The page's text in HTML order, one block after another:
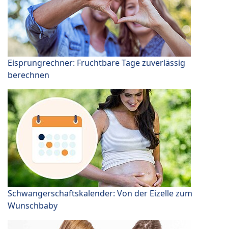
Eisprungrechner: Fruchtbare Tage zuverlässig
berechnen
Schwangerschaftskalender: Von der Eizelle zum
Wunschbaby